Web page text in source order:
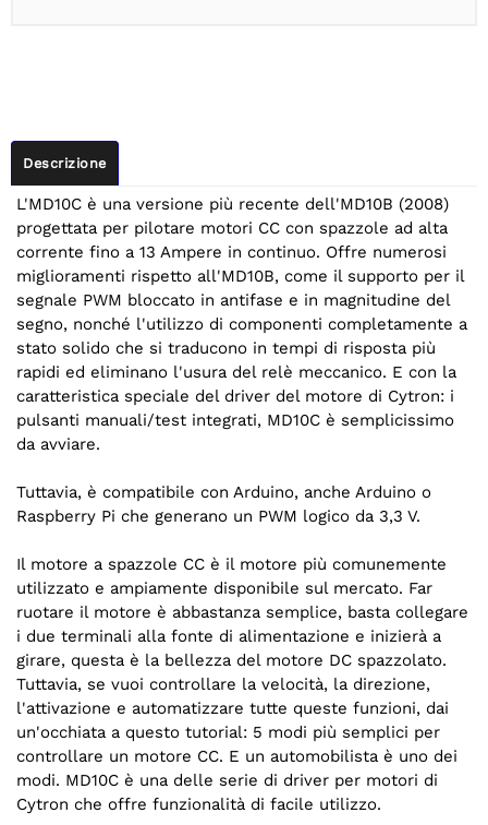
Descrizione
L'MD10C è una versione più recente dell'MD10B (2008)
progettata per pilotare motori CC con spazzole ad alta
corrente fino a 13 Ampere in continuo. Offre numerosi
miglioramenti rispetto all'MD10B, come il supporto per il
segnale PWM bloccato in antifase e in magnitudine del
segno, nonché l'utilizzo di componenti completamente a
stato solido che si traducono in tempi di risposta più
rapidi ed eliminano l'usura del relè meccanico. E con la
caratteristica speciale del driver del motore di Cytron: i
pulsanti manuali/test integrati, MD10C è semplicissimo
da avviare.
Tuttavia, è compatibile con Arduino, anche Arduino o
Raspberry Pi che generano un PWM logico da 3,3 V.
Il motore a spazzole CC è il motore più comunemente
utilizzato e ampiamente disponibile sul mercato. Far
ruotare il motore è abbastanza semplice, basta collegare
i due terminali alla fonte di alimentazione e inizierà a
girare, questa è la bellezza del motore DC spazzolato.
Tuttavia, se vuoi controllare la velocità, la direzione,
l'attivazione e automatizzare tutte queste funzioni, dai
un'occhiata a questo tutorial: 5 modi più semplici per
controllare un motore CC. E un automobilista è uno dei
modi. MD10C è una delle serie di driver per motori di
Cytron che offre funzionalità di facile utilizzo.